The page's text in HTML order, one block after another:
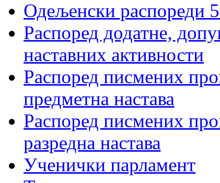
Одељенски распореди
Распоред додатне,
наставних активности
Распоред писмених
предметна настава
Распоред писмених
разредна настава
Ученички парламент